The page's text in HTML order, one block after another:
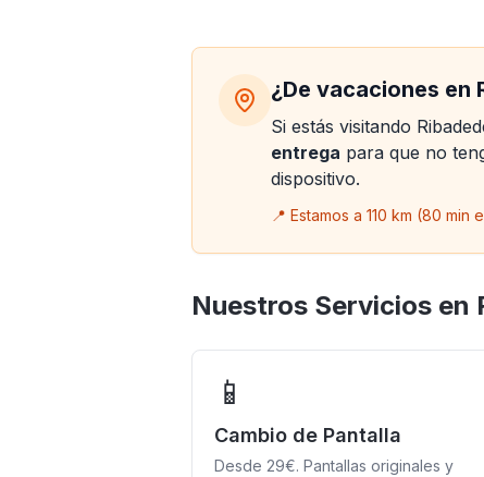
Reparamos
Cambio de pantalla, batería,
calidad con garantía de 6
¿De vacaciones en
Si estás visitando
entrega para que no
dispositivo.
📍 Estamos a 110 km (80
Nuestros Servicios en
📱
Cambio de Pantalla
Desde 29€. Pantallas originales y